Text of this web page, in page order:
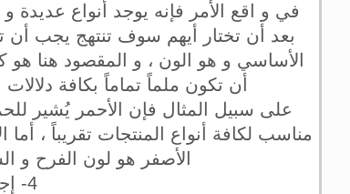
في و اقع الأمر فإنه يوجد أنواع عديدة
بعد أن تختار أيهم سوف تنتهج يجب أن
الأساسي و هو الون ، و المقصود هنا هو
أن تكون ملماً تماماً بكافة
على سبيل المثال فإن الأحمر يُشير
مناسب لكافة أنواع المنتجات تقريباً ، أما
الأصفر هو لون الفرح و
4- إجتمع مع المصمم المختار